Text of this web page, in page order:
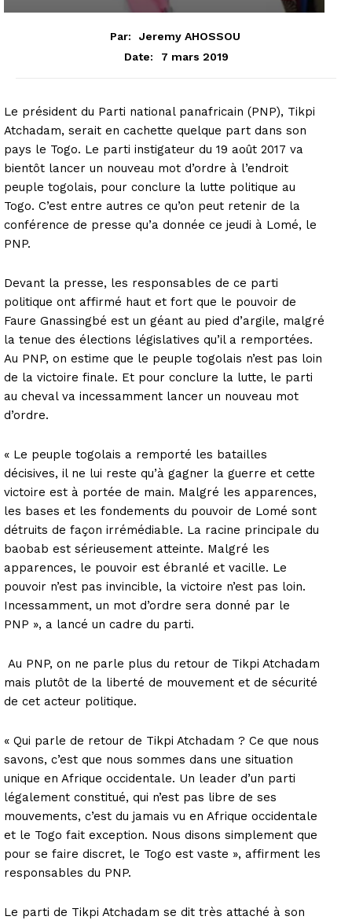
Par:
Jeremy AHOSSOU
Date:
7 mars 2019
Le président du Parti national panafricain (PNP), Tikpi
Atchadam, serait en cachette quelque part dans son
pays le Togo. Le parti instigateur du 19 août 2017 va
bientôt lancer un nouveau mot d’ordre à l’endroit
peuple togolais, pour conclure la lutte politique au
Togo. C’est entre autres ce qu’on peut retenir de la
conférence de presse qu’a donnée ce jeudi à Lomé, le
PNP.
Devant la presse, les responsables de ce parti
politique ont affirmé haut et fort que le pouvoir de
Faure Gnassingbé est un géant au pied d’argile, malgré
la tenue des élections législatives qu’il a remportées.
Au PNP, on estime que le peuple togolais n’est pas loin
de la victoire finale. Et pour conclure la lutte, le parti
au cheval va incessamment lancer un nouveau mot
d’ordre.
« Le peuple togolais a remporté les batailles
décisives, il ne lui reste qu’à gagner la guerre et cette
victoire est à portée de main. Malgré les apparences,
les bases et les fondements du pouvoir de Lomé sont
détruits de façon irrémédiable. La racine principale du
baobab est sérieusement atteinte. Malgré les
apparences, le pouvoir est ébranlé et vacille. Le
pouvoir n’est pas invincible, la victoire n’est pas loin.
Incessamment, un mot d’ordre sera donné par le
PNP », a lancé un cadre du parti.
Au PNP, on ne parle plus du retour de Tikpi Atchadam
mais plutôt de la liberté de mouvement et de sécurité
de cet acteur politique.
« Qui parle de retour de Tikpi Atchadam ? Ce que nous
savons, c’est que nous sommes dans une situation
unique en Afrique occidentale. Un leader d’un parti
légalement constitué, qui n’est pas libre de ses
mouvements, c’est du jamais vu en Afrique occidentale
et le Togo fait exception. Nous disons simplement que
pour se faire discret, le Togo est vaste », affirment les
responsables du PNP.
Le parti de Tikpi Atchadam se dit très attaché à son